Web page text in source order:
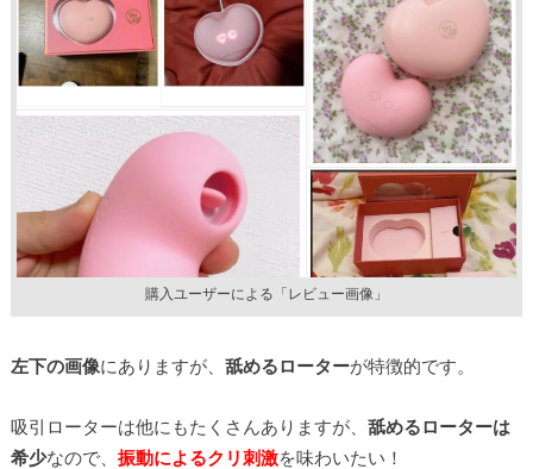
購入ユーザーによる「レビュー画像」
左下の画像にありますが、 舐めるローターが特徴的です。
吸引ローターは他にもたくさんありますが、 舐めるローターは
希少なので、 振動によるクリ刺激を味わいたい！